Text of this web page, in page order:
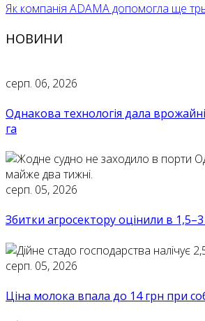
Як компанія ADAMA допомогла ще
НОВИНИ
серп. 06, 2026
Однакова технологія дала
га
серп. 05, 2026
Збитки агросектору оцінили в
серп. 05, 2026
Ціна молока впала до 14 грн при